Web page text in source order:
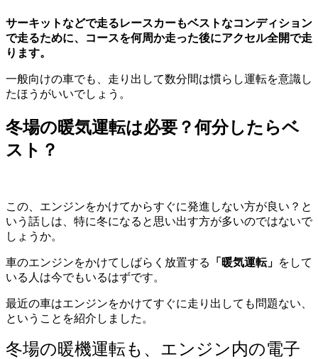
サーキットなどで走るレースカーもベストなコンディション
で走るために、コースを何周か走った後にアクセル全開で走
ります。
一般向けの車でも、走り出して数分間は慣らし運転を意識し
たほうがいいでしょう。
冬場の暖気運転は必要？何分したらベ
スト？
この、エンジンをかけてからすぐに発進しない方が良い？と
いう話しは、特に冬になると思い出す方が多いのではないで
しょうか。
車のエンジンをかけてしばらく放置する 「暖気運転」 をして
いる人は今でもいるはずです。
最近の車はエンジンをかけてすぐに走り出しても問題ない、
ということを紹介しました。
冬場の暖機運転も、エンジン内の電子